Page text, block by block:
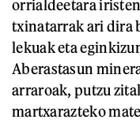
orrialdeetara
txinatarrak ari dira
lekuak eta
Aberastasun
arraroak, putzu
martxarazteko